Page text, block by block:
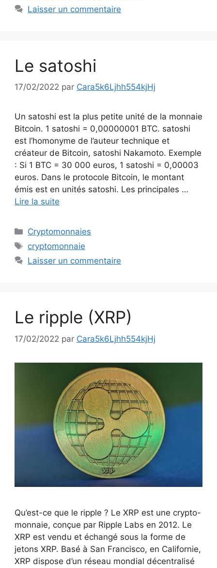
Laisser un commentaire
Le satoshi
17/02/2022 par Cara5k6Ljhh554kjHj
Un satoshi est la plus petite unité de la monnaie
Bitcoin. 1 satoshi = 0,00000001 BTC. satoshi
est l’homonyme de l’auteur technique et
créateur de Bitcoin, satoshi Nakamoto. Exemple
: Si 1 BTC = 30 000 euros, 1 satoshi = 0,00003
euros. Dans le protocole Bitcoin, le montant
émis est en unités satoshi. Les principales …
Lire la suite
Catégories
Cryptomonnaies
Étiquettes
cryptomonnaie
Laisser un commentaire
Le ripple (XRP)
17/02/2022 par Cara5k6Ljhh554kjHj
Qu’est-ce que le ripple ? Le XRP est une crypto-
monnaie, conçue par Ripple Labs en 2012. Le
XRP est vendu et échangé sous la forme de
jetons XRP. Basé à San Francisco, en Californie,
XRP dispose d’un réseau mondial décentralisé